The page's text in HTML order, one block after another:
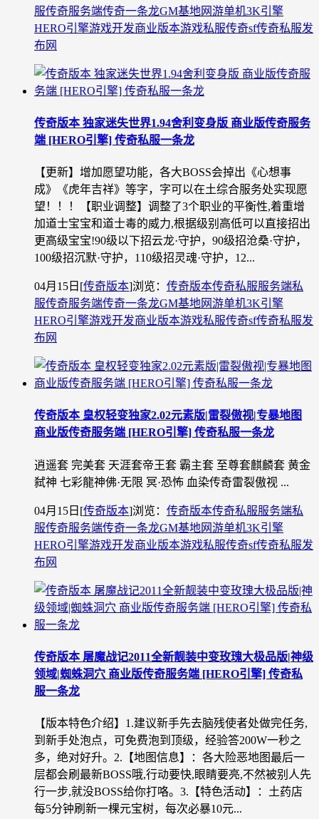
服传奇服务端传奇一条龙GM基地网游单机3K引擎
HERO引擎游戏开发商业版本游戏私服传奇sf传奇私服发
布网
传奇版本 独家迷失世界1.94舍利变身版 商业版传奇服务
端 [HERO引擎] 传奇私服一条龙
【更新】增加愿望功能，各大BOSS会掉出《心想事
成》《虎年吉祥》等字，字可以在土综合服务处实现愿
望！！！【职业调整】调整了3个职业的平衡性,着重增
加道士宝宝和道士毒的威力,根据级别高低可以直接招出
更高级宝宝!90级以下招云龙·守护，90级招沧桑·守护，
100级招沉默·守护，110级招灵魂·守护，12...
04月15日 [传奇版本]浏览： 传奇版本传奇私服服务端私
服传奇服务端传奇一条龙GM基地网游单机3K引擎
HERO引擎游戏开发商业版本游戏私服传奇sf传奇私服发
布网
传奇版本 皇权轻变独家2.02元素版|雷裂傲视|专暴地图
商业版传奇服务端 [HERO引擎] 传奇私服一条龙
逍遥套 完美套 天涯套帝王套 霸主套 至尊套麒麟套 黄金
弑神 七彩龍神佛·无限 冥·恐怖 血染传奇雷裂傲视 ...
04月15日 [传奇版本]浏览： 传奇版本传奇私服服务端私
服传奇服务端传奇一条龙GM基地网游单机3K引擎
HERO引擎游戏开发商业版本游戏私服传奇sf传奇私服发
布网
传奇版本 屠魔战记2011全新靓装中变玫瑰大极品版|神级
领域|蜘蛛洞穴 商业版传奇服务端 [HERO引擎] 传奇私
服一条龙
【版本特色介绍】1.建议新手先去脑残使者处做完任务,
到新手处泡点，可免费泡到顶级，经验答200W一秒之
多，绝对好升。2.【地图信息】：各大险恶地图最后一
层都会刷最新BOSS哦,行动要快,眼睛要亮,不然被别人先
行一步,就没BOSS给你打咯。3.【特色活动】：土药店
每5分钟刷新一棵元宝树，每次必暴10元...